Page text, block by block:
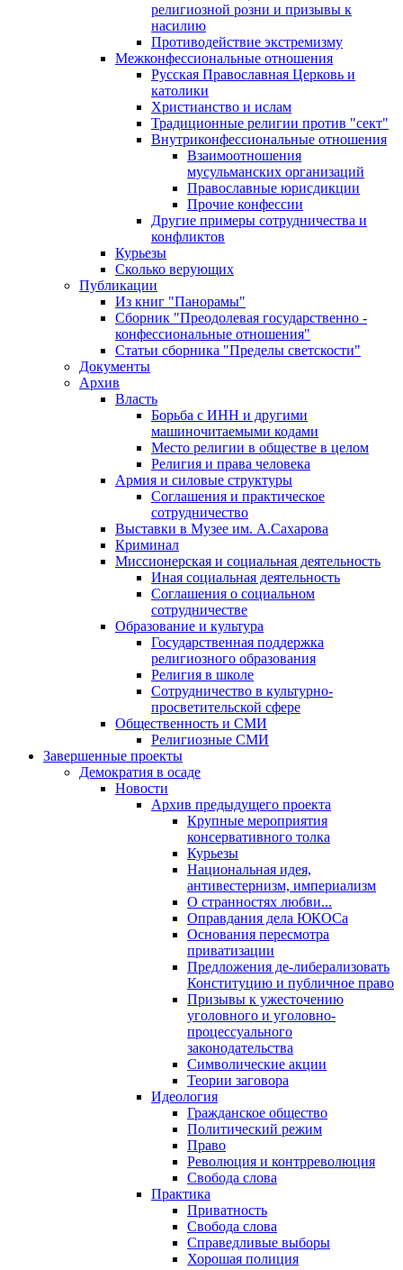
религиозной розни и призывы к
насилию
Противодействие экстремизму
Межконфессиональные отношения
Русская Православная Церковь и
католики
Христианство и ислам
Традиционные религии против "сект"
Внутриконфессиональные отношения
Взаимоотношения
мусульманских организаций
Православные юрисдикции
Прочие конфессии
Другие примеры сотрудничества и
конфликтов
Курьезы
Сколько верующих
Публикации
Из книг "Панорамы"
Сборник "Преодолевая государственно -
конфессиональные отношения"
Статьи сборника "Пределы светскости"
Документы
Архив
Власть
Борьба с ИНН и другими
машиночитаемыми кодами
Место религии в обществе в целом
Религия и права человека
Армия и силовые структуры
Соглашения и практическое
сотрудничество
Выставки в Музее им. А.Сахарова
Криминал
Миссионерская и социальная деятельность
Иная социальная деятельность
Соглашения о социальном
сотрудничестве
Образование и культура
Государственная поддержка
религиозного образования
Религия в школе
Сотрудничество в культурно-
просветительской сфере
Общественность и СМИ
Религиозные СМИ
Завершенные проекты
Демократия в осаде
Новости
Архив предыдущего проекта
Крупные мероприятия
консервативного толка
Курьезы
Национальная идея,
антивестернизм, империализм
О странностях любви...
Оправдания дела ЮКОСа
Основания пересмотра
приватизации
Предложения де-либерализовать
Конституцию и публичное право
Призывы к ужесточению
уголовного и уголовно-
процессуального
законодательства
Символические акции
Теории заговора
Идеология
Гражданское общество
Политический режим
Право
Революция и контрреволюция
Свобода слова
Практика
Приватность
Свобода слова
Справедливые выборы
Хорошая полиция